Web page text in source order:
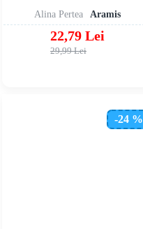
Alina Pertea Aramis
22,79 Lei
29,99 Lei
-24 %